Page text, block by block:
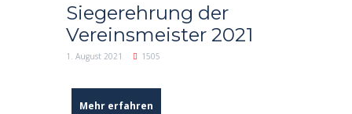
Siegerehrung der
Vereinsmeister 2021
1. August 2021 1505
Mehr erfahren